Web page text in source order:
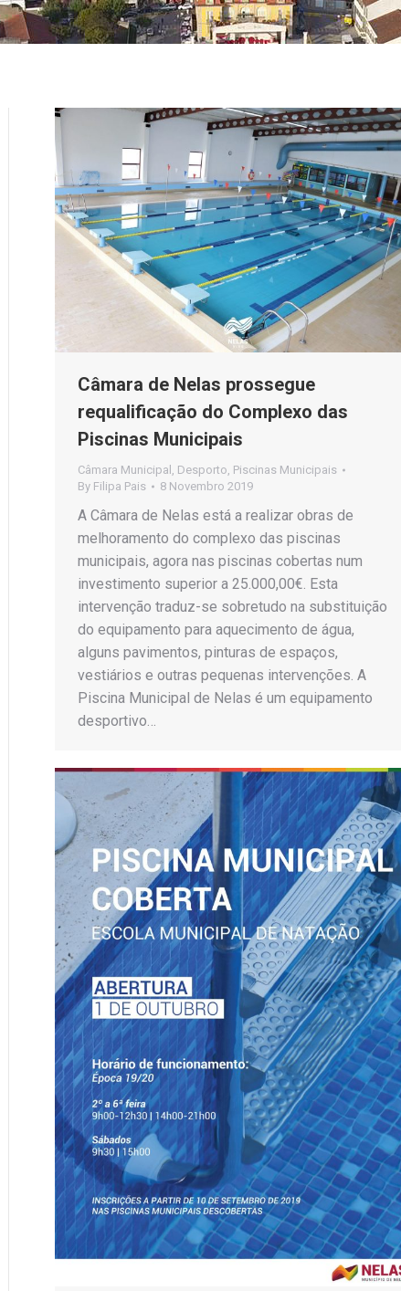
Câmara de Nelas prossegue
requalificação do Complexo das
Piscinas Municipais
Câmara Municipal Desporto Piscinas Municipais
By Filipa Pais 8 Novembro 2019
A Câmara de Nelas está a realizar obras de
melhoramento do complexo das piscinas
municipais, agora nas piscinas cobertas num
investimento superior a 25.000,00€. Esta
intervenção traduz-se sobretudo na substituição
do equipamento para aquecimento de água,
alguns pavimentos, pinturas de espaços,
vestiários e outras pequenas intervenções. A
Piscina Municipal de Nelas é um equipamento
desportivo…